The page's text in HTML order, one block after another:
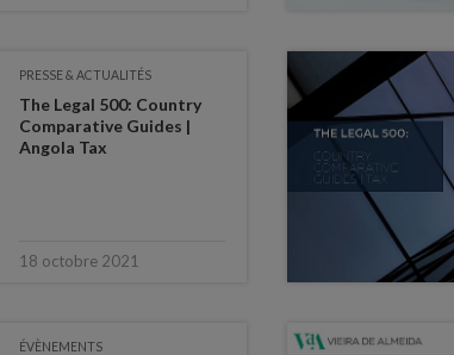
PRESSE & ACTUALITÉS
The Legal 500: Country
Comparative Guides |
Angola Tax
18 octobre 2021
ÉVÈNEMENTS